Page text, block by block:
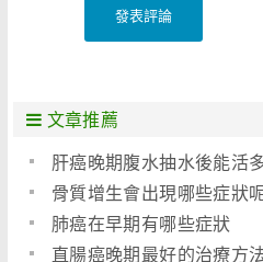
發表評論
文章推薦
肝癌晚期腹水抽水後能活
骨質增生會出現哪些症狀
肺癌在早期有哪些症狀
直腸癌晚期最好的治療方